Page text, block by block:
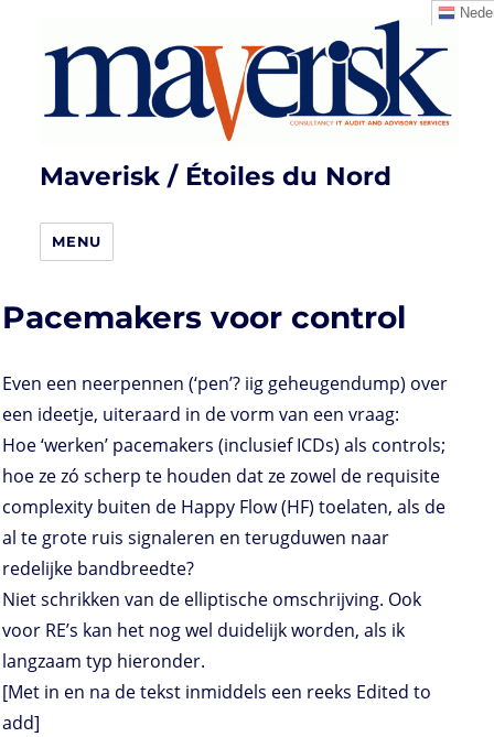
Maverisk / Étoiles du Nord
MENU
Pacemakers voor control
Even een neerpennen (‘pen’? iig geheugendump) over
een ideetje, uiteraard in de vorm van een vraag:
Hoe ‘werken’ pacemakers (inclusief ICDs) als controls;
hoe ze zó scherp te houden dat ze zowel de requisite
complexity buiten de Happy Flow (HF) toelaten, als de
al te grote ruis signaleren en terugduwen naar
redelijke bandbreedte?
Niet schrikken van de elliptische omschrijving. Ook
voor RE’s kan het nog wel duidelijk worden, als ik
langzaam typ hieronder.
[Met in en na de tekst inmiddels een reeks Edited to
add]